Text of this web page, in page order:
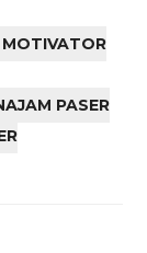
MOTIVATOR
PASER